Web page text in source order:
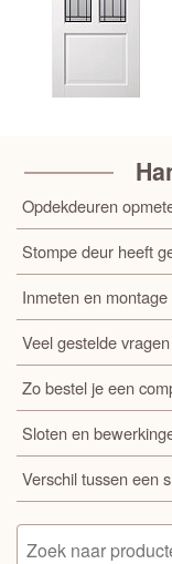
Opdekdeuren
Stompe deur heeft
Inmeten en montage
Veel gestelde vragen
Zo bestel je een
Sloten en
Verschil tussen een